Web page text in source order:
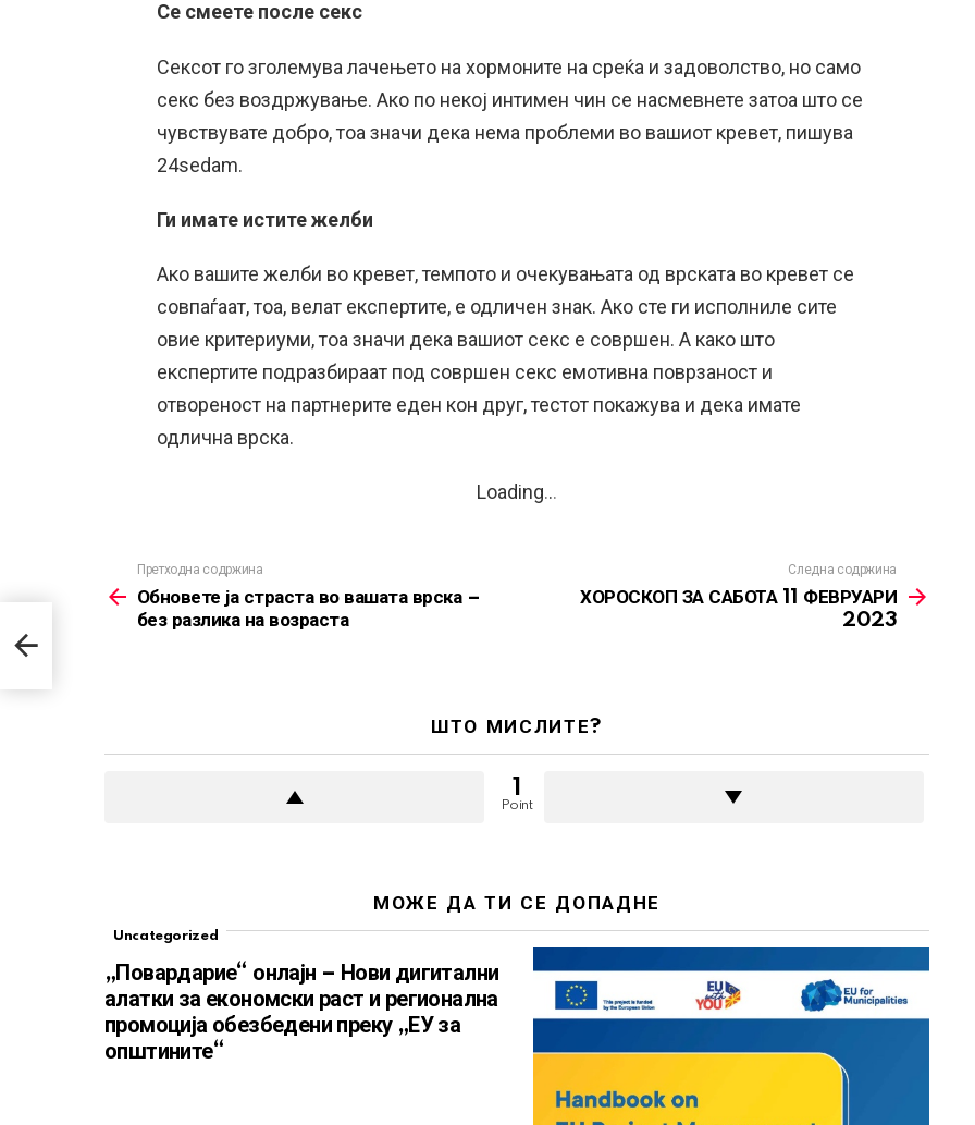
Се смеете после секс
Сексот го зголемува лачењето на хормоните на среќа и задоволство, но само
секс без воздржување. Ако по некој интимен чин се насмевнете затоа што се
чувствувате добро, тоа значи дека нема проблеми во вашиот кревет, пишува
24sedam.
Ги имате истите желби
Ако вашите желби во кревет, темпото и очекувањата од врската во кревет се
совпаѓаат, тоа, велат експертите, е одличен знак. Ако сте ги исполниле сите
овие критериуми, тоа значи дека вашиот секс е совршен. А како што
експертите подразбираат под совршен секс емотивна поврзаност и
отвореност на партнерите еден кон друг, тестот покажува и дека имате
одлична врска.
Loading...
more
Претходна содржина
Обновете ја страста во вашата врска –
без разлика на возраста
Следна содржина
ХОРОСКОП ЗА САБОТА 11 ФЕВРУАРИ
2023
ШТО МИСЛИТЕ?
Point
МОЖЕ ДА ТИ СЕ ДОПАДНЕ
Uncategorized
„Повардарие“ онлајн – Нови дигитални
алатки за економски раст и регионална
промоција обезбедени преку „ЕУ за
општините“